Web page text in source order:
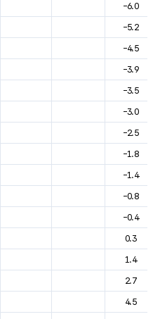
-6.0
-5.2
-4.5
-3.9
-3.5
-3.0
-2.5
-1.8
-1.4
-0.8
-0.4
0.3
1.4
2.7
4.5